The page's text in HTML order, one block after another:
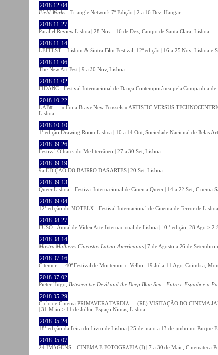
2018-12-04
Field Works - Triangle Network 7ª Edição | 2 a 16 Dez, Hangar
2018-11-27
Parallel Review Lisboa | 28 Nov - 16 de Dez, Campo de Santa Clara, Lisboa
2018-11-14
LEFFEST – Lisbon & Sintra Film Festival, 12ª edição | 16 a 25 Nov, Lisboa e
2018-11-06
The New Art Fest | 9 a 30 Nov, Lisboa
2018-11-02
FIDANC - Festival Internacional de Dança Contemporânea pela Companhia
2018-10-22
LAB#1 – « For a Brave New Brussels » ARTISTIC VERSUS
Lisboa
2018-10-10
1ª edição Drawing Room Lisboa | 10 a 14 Out, Sociedade Nacional de Belas
2018-09-26
Festival Olhares do Mediterrâneo | 27 a 30 Set, Lisboa
2018-09-19
9a EDIÇÃO DO BAIRRO DAS ARTES | 20 Set, Lisboa
2018-09-13
Queer Lisboa – Festival Internacional de Cinema Queer | 14 a 22 Set, Cinema
2018-09-04
12ª edição do MOTELX - Festival Internacional de Cinema de Terror de
2018-08-27
FUSO - Anual de Vídeo Arte Internacional de Lisboa | 10.ª edição, 28 Ago > 2
2018-08-14
Mostra Mulheres Cineastas Latino-Americanas | 7 de Agosto a 26 de Setembro
2018-07-16
Citemor — 40º Festival de Montemor-o-Velho | 19 Jul a 11 Ago, Coimbra,
2018-07-02
Pieter Hugo, Between the Devil and the Deep Blue Sea - Entre a Espada e a
2018-05-29
Ciclo de Cinema PRIMAVERA TARDIA — (RE) VISITAÇÃO DO CINEMA
| 31 Maio > 11 de Julho, Espaço Nimas, Lisboa
2018-05-24
18ª edição da Feira do Livro de Lisboa | 25 de maio a 13 de junho no Parque
2018-05-07
24 IMAGENS – CINEMA E FOTOGRAFIA (I) | 7 a 30 de Maio, Cinemateca